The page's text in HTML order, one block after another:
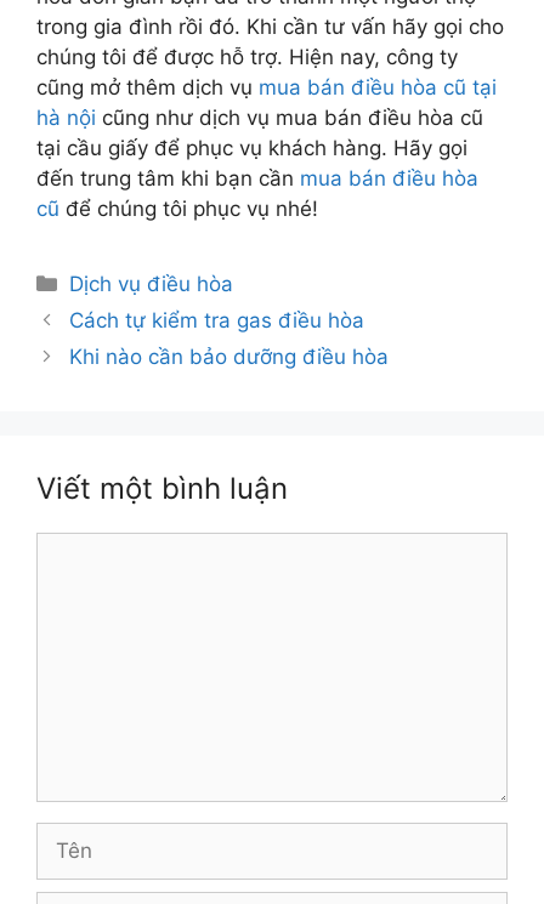
trong gia đình rồi đó. Khi cần tư vấn hãy gọi cho
chúng tôi để được hỗ trợ. Hiện nay, công ty
cũng mở thêm dịch vụ mua bán điều hòa cũ tại
hà nội cũng như dịch vụ mua bán điều hòa cũ
tại cầu giấy để phục vụ khách hàng. Hãy gọi
đến trung tâm khi bạn cần mua bán điều hòa
cũ để chúng tôi phục vụ nhé!
Danh
mục
Dịch vụ điều hòa
Cách tự kiểm tra gas điều hòa
Khi nào cần bảo dưỡng điều hòa
Viết một bình luận
Tên